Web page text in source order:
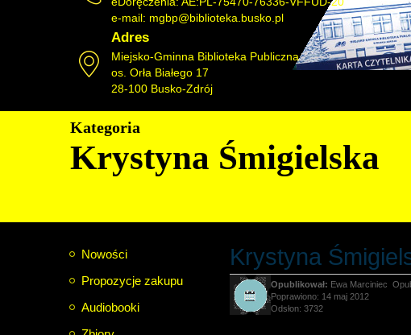
e-mail: mgbp@biblioteka.busko.pl
Adres
Miejsko-Gminna Biblioteka Publiczna
os. Orła Białego 17
28-100 Busko-Zdrój
Kategoria
Krystyna Śmigielska
Nowości
Propozycje zakupu
Audiobooki
Krystyna
Ewa Marciniec
Poprawiono: 14 maj 2012
Odsłon: 3732